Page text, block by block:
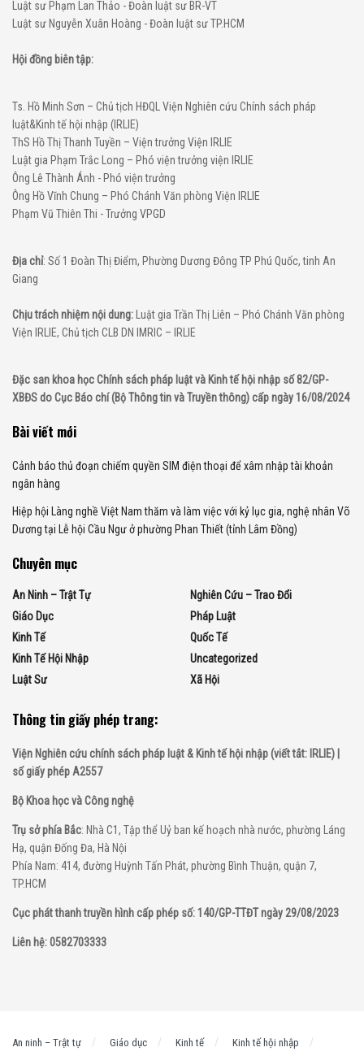
Luật sư Phạm Lan Thảo - Đoàn luật sư BR-VT
Luật sư Nguyễn Xuân Hoàng - Đoàn luật sư TP.HCM
Hội đồng biên tập:
Ts. Hồ Minh Sơn – Chủ tịch HĐQL Viện Nghiên cứu Chính sách pháp
luật&Kinh tế hội nhập (IRLIE)
ThS Hồ Thị Thanh Tuyền – Viện trưởng Viện IRLIE
Luật gia Phạm Trắc Long – Phó viện trưởng viện IRLIE
Ông Lê Thành Ánh - Phó viện trưởng
Ông Hồ Vĩnh Chung – Phó Chánh Văn phòng Viện IRLIE
Phạm Vũ Thiên Thi - Trưởng VPGD
Địa chỉ: Số 1 Đoàn Thị Điểm, Phường Dương Đông TP Phú Quốc, tinh An
Giang
Chịu trách nhiệm nội dung: Luật gia Trần Thị Liên – Phó Chánh Văn phòng
Viện IRLIE, Chủ tịch CLB DN IMRIC – IRLIE
Đặc san khoa học Chính sách pháp luật và Kinh tế hội nhập số 82/GP-
XBĐS do Cục Báo chí (Bộ Thông tin và Truyền thông) cấp ngày 16/08/2024
Bài viết mới
Cảnh báo thủ đoạn chiếm quyền SIM điện thoại để xâm nhập tài khoản
ngân hàng
Hiệp hội Làng nghề Việt Nam thăm và làm việc với kỷ lục gia, nghệ nhân Võ
Dương tại Lễ hội Cầu Ngư ở phường Phan Thiết (tỉnh Lâm Đồng)
Chuyên mục
An Ninh – Trật Tự
Giáo Dục
Kinh Tế
Kinh Tế Hội Nhập
Luật Sư
Nghiên Cứu – Trao Đổi
Pháp Luật
Quốc Tế
Uncategorized
Xã Hội
Thông tin giấy phép trang:
Viện Nghiên cứu chính sách pháp luật & Kinh tế hội nhập (viết tắt: IRLIE) |
số giấy phép A2557
Bộ Khoa học và Công nghệ
Trụ sở phía Bắc: Nhà C1, Tập thể Uỷ ban kế hoạch nhà nước, phường Láng
Hạ, quận Đống Đa, Hà Nội
Phía Nam: 414, đường Huỳnh Tấn Phát, phường Bình Thuận, quận 7,
TP.HCM
Cục phát thanh truyền hình cấp phép số: 140/GP-TTĐT ngày 29/08/2023
Liên hệ: 0582703333
An ninh – Trật tự Giáo dục Kinh tế
Kinh tế hội nhập